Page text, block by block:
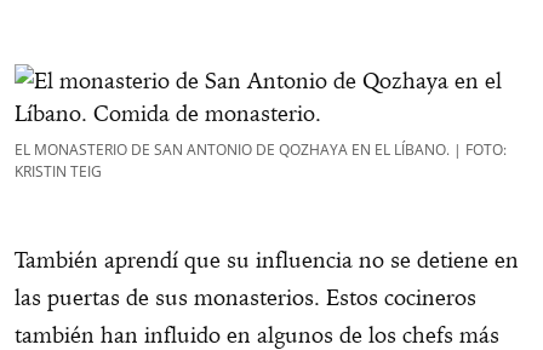
EL MONASTERIO DE SAN ANTONIO DE QOZHAYA EN EL LÍBANO. | FOTO:
KRISTIN TEIG
También aprendí que su influencia no se detiene en
las puertas de sus monasterios. Estos cocineros
también han influido en algunos de los chefs más